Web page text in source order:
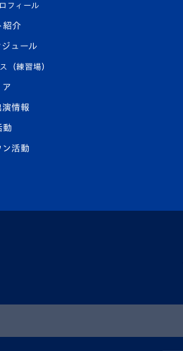
フィール
紹介
ュール
（練習場）
ア
演情報
動
ン活動